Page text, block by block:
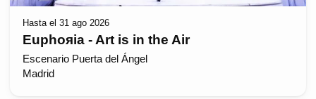
Hasta el 31 ago 2026
Euphoяia - Art is in the Air
Escenario Puerta del Ángel
Madrid